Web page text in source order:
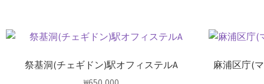
祭基洞(チェギドン)駅オフィステルA
麻浦区庁(